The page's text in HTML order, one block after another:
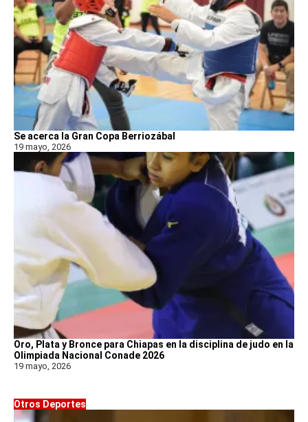
Se acerca la Gran Copa Berriozábal
19 mayo, 2026
Oro, Plata y Bronce para Chiapas en la disciplina de judo en la
Olimpiada Nacional Conade 2026
19 mayo, 2026
Otros Deportes